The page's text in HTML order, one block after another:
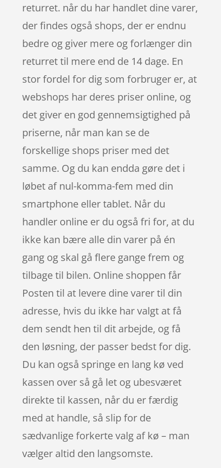
returret. når du har handlet dine varer,
der findes også shops, der er endnu
bedre og giver mere og forlænger din
returret til mere end de 14 dage. En
stor fordel for dig som forbruger er, at
webshops har deres priser online, og
det giver en god gennemsigtighed på
priserne, når man kan se de
forskellige shops priser med det
samme. Og du kan endda gøre det i
løbet af nul-komma-fem med din
smartphone eller tablet. Når du
handler online er du også fri for, at du
ikke kan bære alle din varer på én
gang og skal gå flere gange frem og
tilbage til bilen. Online shoppen får
Posten til at levere dine varer til din
adresse, hvis du ikke har valgt at få
dem sendt hen til dit arbejde, og få
den løsning, der passer bedst for dig.
Du kan også springe en lang kø ved
kassen over så gå let og ubesværet
direkte til kassen, når du er færdig
med at handle, så slip for de
sædvanlige forkerte valg af kø – man
vælger altid den langsomste.